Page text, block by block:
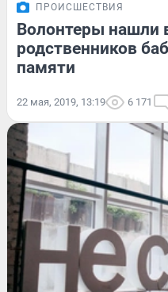
ПРОИСШЕСТВИЯ
Волонтеры нашли
родственников
памяти
22 мая, 2019, 13:19 6 171